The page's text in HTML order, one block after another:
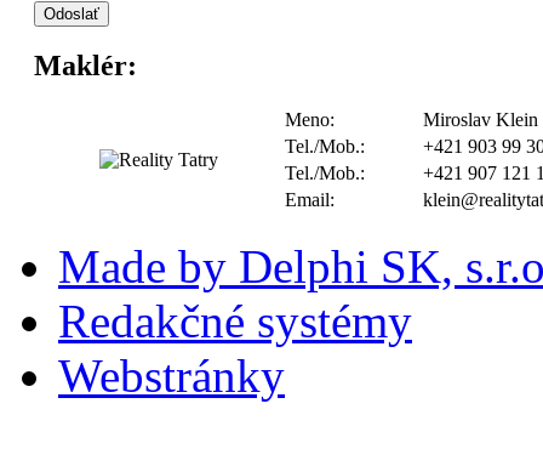
Maklér:
Meno:
Miroslav Klein
Tel./Mob.:
+421 903 99
Tel./Mob.:
+421 907 121
Email:
Made by Delphi SK,
Redakčné systémy
Webstránky